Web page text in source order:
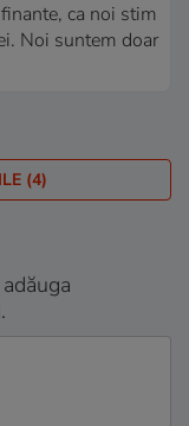
ca noi stim
Noi suntem doar
(4)